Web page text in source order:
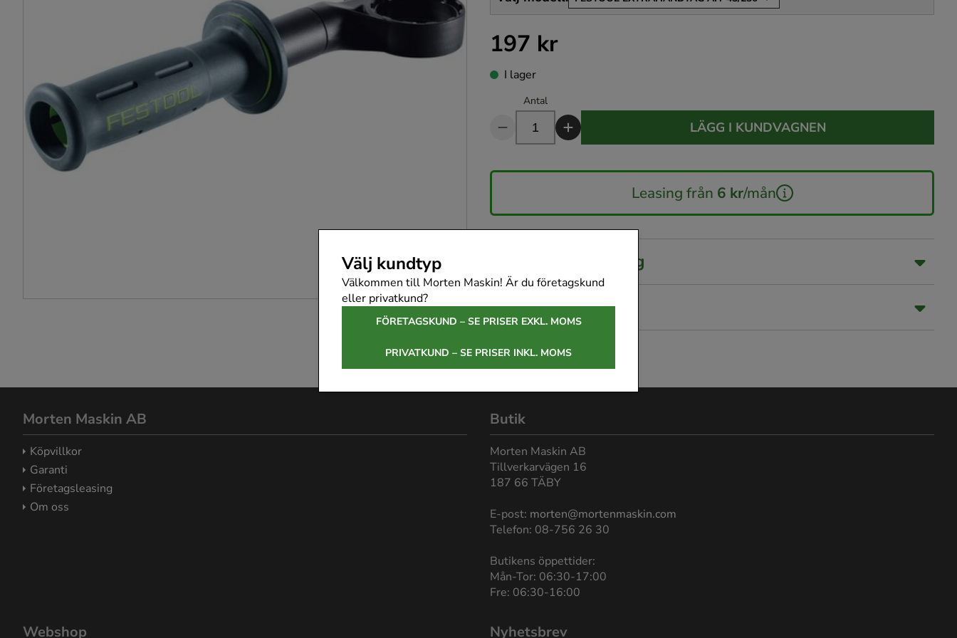
Välj kundtyp
Välkommen till Morten Maskin! Är du företagskund
eller privatkund?
FÖRETAGSKUND – SE PRISER EXKL. MOMS
PRIVATKUND – SE PRISER INKL. MOMS
Pris:197 kr
197 kr
I lager
Antal
LÄGG I KUNDVAGNEN
Leasing från 6 kr/mån
Produktbeskrivning
Specifikationer
Morten Maskin AB
Köpvillkor
Garanti
Företagsleasing
Om oss
Butik
Morten Maskin AB
Tillverkarvägen 16
187 66 TÄBY
E-post: morten@mortenmaskin.com
Telefon: 08-756 26 30
Butikens öppettider:
Mån-Tor: 06:30-17:00
Fre: 06:30-16:00
Webshop Nyhetsbrev